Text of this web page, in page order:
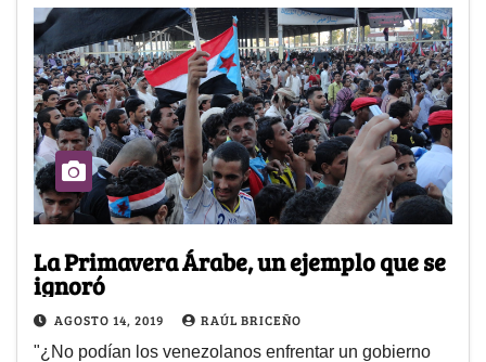
La Primavera Árabe, un ejemplo que se
ignoró
AGOSTO 14, 2019 RAÚL BRICEÑO
"¿No podían los venezolanos enfrentar un gobierno